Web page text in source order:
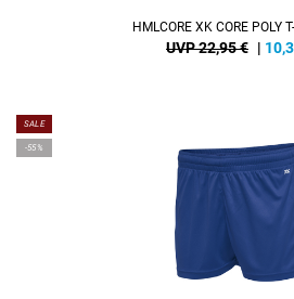
HMLCORE XK CORE POLY
UVP 22,95 € |
SALE
-55%